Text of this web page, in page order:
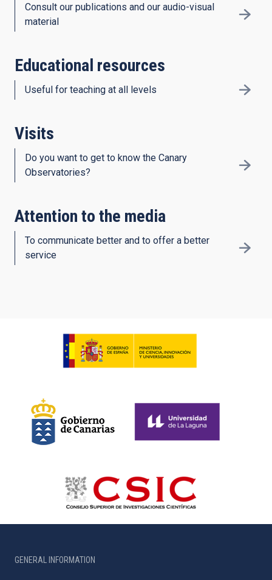
Consult our publications and our audio-visual
material
Educational resources
Useful for teaching at all levels
Visits
Do you want to get to know the Canary
Observatories?
Attention to the media
To communicate better and to offer a better
service
GENERAL INFORMATION